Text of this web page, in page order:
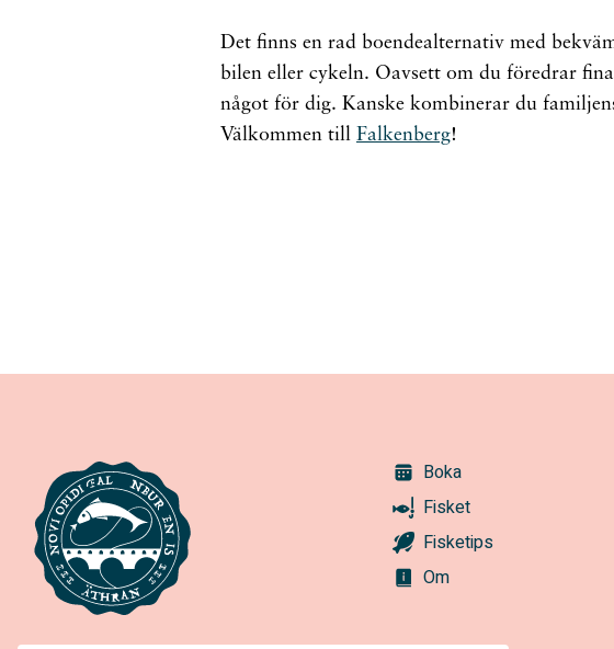
Det finns en rad boendealternativ med
bilen eller cykeln. Oavsett om du föredrar
något för dig. Kanske kombinerar du
Välkommen till Falkenberg!
Boka
Fisket
Fisketips
Om